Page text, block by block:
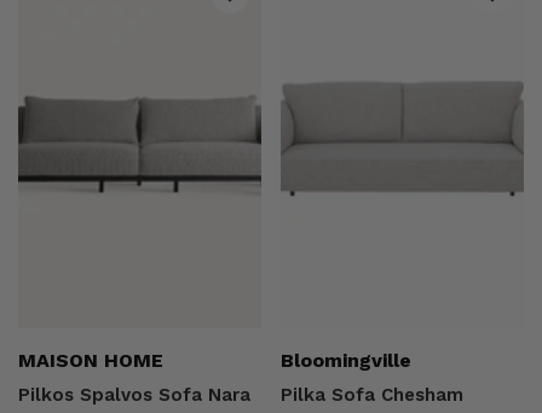
Pardavėjas:
MAISON HOME
Pilkos Spalvos Sofa Nara
Pardavėjas:
Bloomingville
Pilka Sofa Chesham